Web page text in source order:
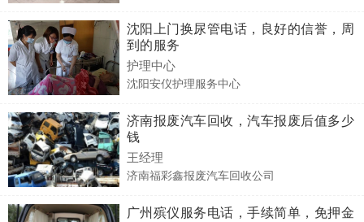
沈阳上门换尿管电话，良好的信誉，周
到的服务
护理中心
沈阳安仪护理服务中心
济南报废汽车回收，汽车报废后值多少
钱
王经理
济南福彩鑫报废汽车回收公司
广州殡仪服务电话，手续简单，免押金